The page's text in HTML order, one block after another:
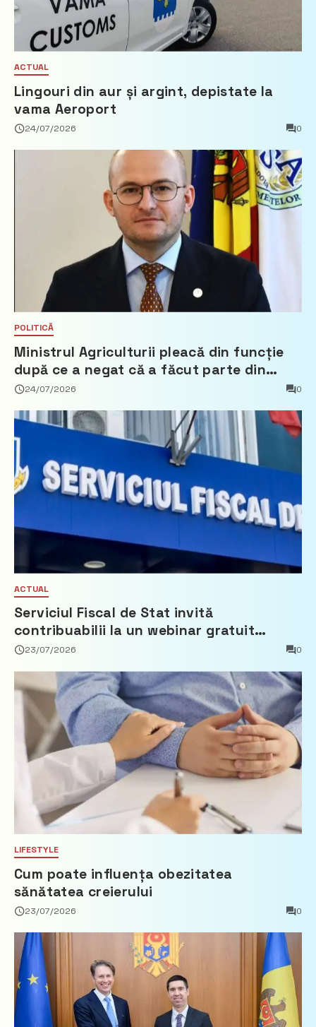
ACTUAL
Lingouri din aur și argint, depistate la
vama Aeroport
24/07/2026 0
POLITICĂ
Ministrul Agriculturii pleacă din funcție
după ce a negat că a făcut parte din
Partidul Democrat
24/07/2026 0
ACTUAL
Serviciul Fiscal de Stat invită
contribuabilii la un webinar gratuit
privind calculul impozitului pe bunurile
23/07/2026 0
LIFESTYLE
Cum poate influența obezitatea
sănătatea creierului
23/07/2026 0